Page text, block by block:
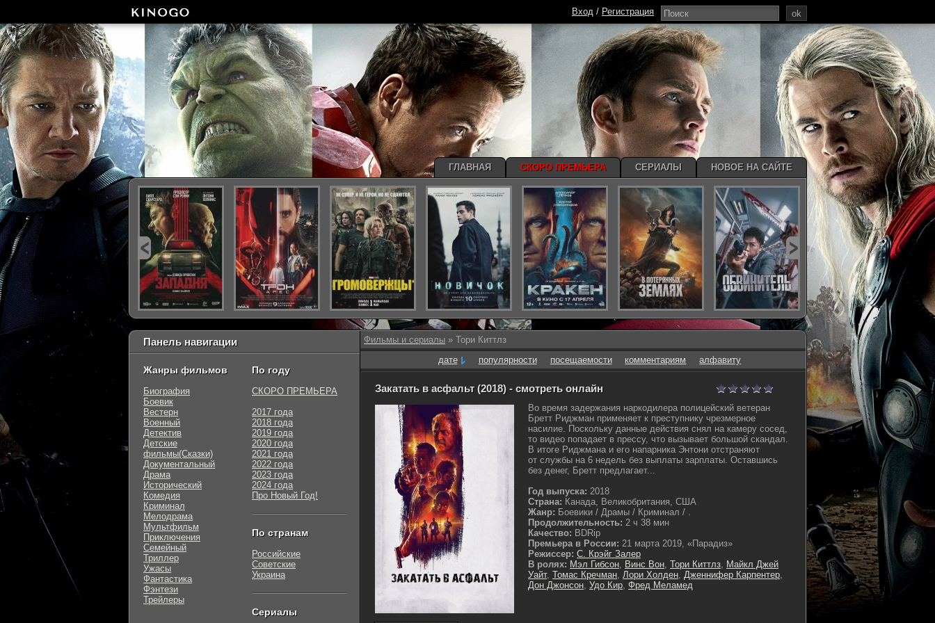
Фильмы и сериалы » Тори Киттлз
дате
популярности посещаемости комментариям алфавиту
Закатать в асфальт (2018) - смотреть онлайн
Во время задержания наркодилера полицейский ветеран
Бретт Риджман применяет к преступнику чрезмерное
насилие. Поскольку данные действия снял на камеру сосед,
то видео попадает в прессу, что вызывает большой скандал.
В итоге Риджмана и его напарника Энтони отстраняют
от службы на 6 недель без выплаты зарплаты. Оставшись
без денег, Бретт предлагает...
Год выпуска: 2018
Страна: Канада, Великобритания, США
Жанр: Боевики / Драмы / Криминал / .
Продолжительность: 2 ч 38 мин
Качество: BDRip
Премьера в России: 21 марта 2019, «Парадиз»
Режиссер: С. Крэйг Залер
В ролях: Мэл Гибсон, Винс Вон, Тори Киттлз, Майкл Джей
Уайт, Томас Кречман, Лори Холден, Дженнифер Карпентер,
Дон Джонсон, Удо Кир, Фред Меламед
Панель навигации
Жанры фильмов
Биография
Боевик
Вестерн
Военный
Детектив
Детские
фильмы(Сказки)
Документальный
Драма
Исторический
Комедия
Криминал
Мелодрама
Мультфильм
Приключения
Семейный
Триллер
Ужасы
Фантастика
Фэнтези
Трейлеры
По году
СКОРО ПРЕМЬЕРА
2017 года
2018 года
2019 года
2020 года
2021 года
2022 года
2023 года
2024 года
Про Новый Год!
По странам
Российские
Советские
Украина
Сериалы
ok
Вход / Регистрация
ГЛАВНАЯ СКОРО ПРЕМЬЕРА СЕРИАЛЫ НОВОЕ НА САЙТЕ